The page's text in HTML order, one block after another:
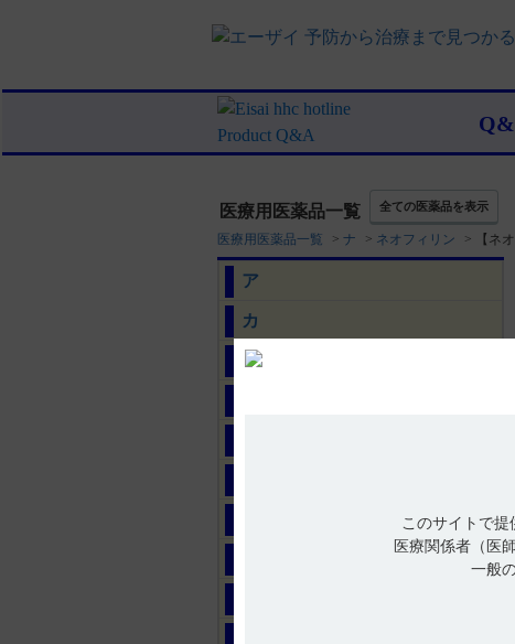
医療用医薬品一覧 全ての医薬品を表示
医療用医薬品一覧 > ナ > ネオフィリン > 【ネ
ア
カ
サ
このサイトで
医療関係者（医
一般